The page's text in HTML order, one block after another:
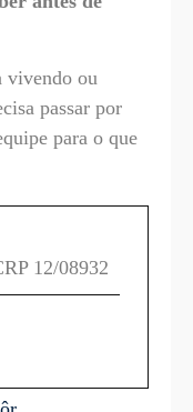
vivendo ou
passar por
para o que
12/08932